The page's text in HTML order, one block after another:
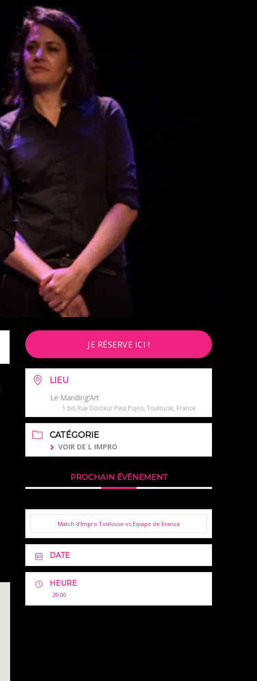
JE RÉSERVE ICI !
LIEU
Le Manding’Art
1 bis Rue Docteur Paul Pujos, Toulouse, France
CATÉGORIE
VOIR DE L IMPRO
PROCHAIN ÉVÉNEMENT
Match d’Impro Toulouse vs Equipe de France
DATE
HEURE
20:00